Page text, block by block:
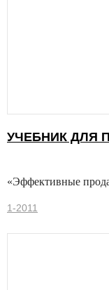
УЧЕБНИК ДЛЯ
«Эффективные
1-2011